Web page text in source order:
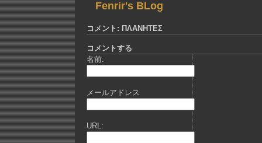
Fenrir's BLog
コメント: ПΛΑΝΗΤΕΣ
コメントする
名前:
メールアドレス
URL: